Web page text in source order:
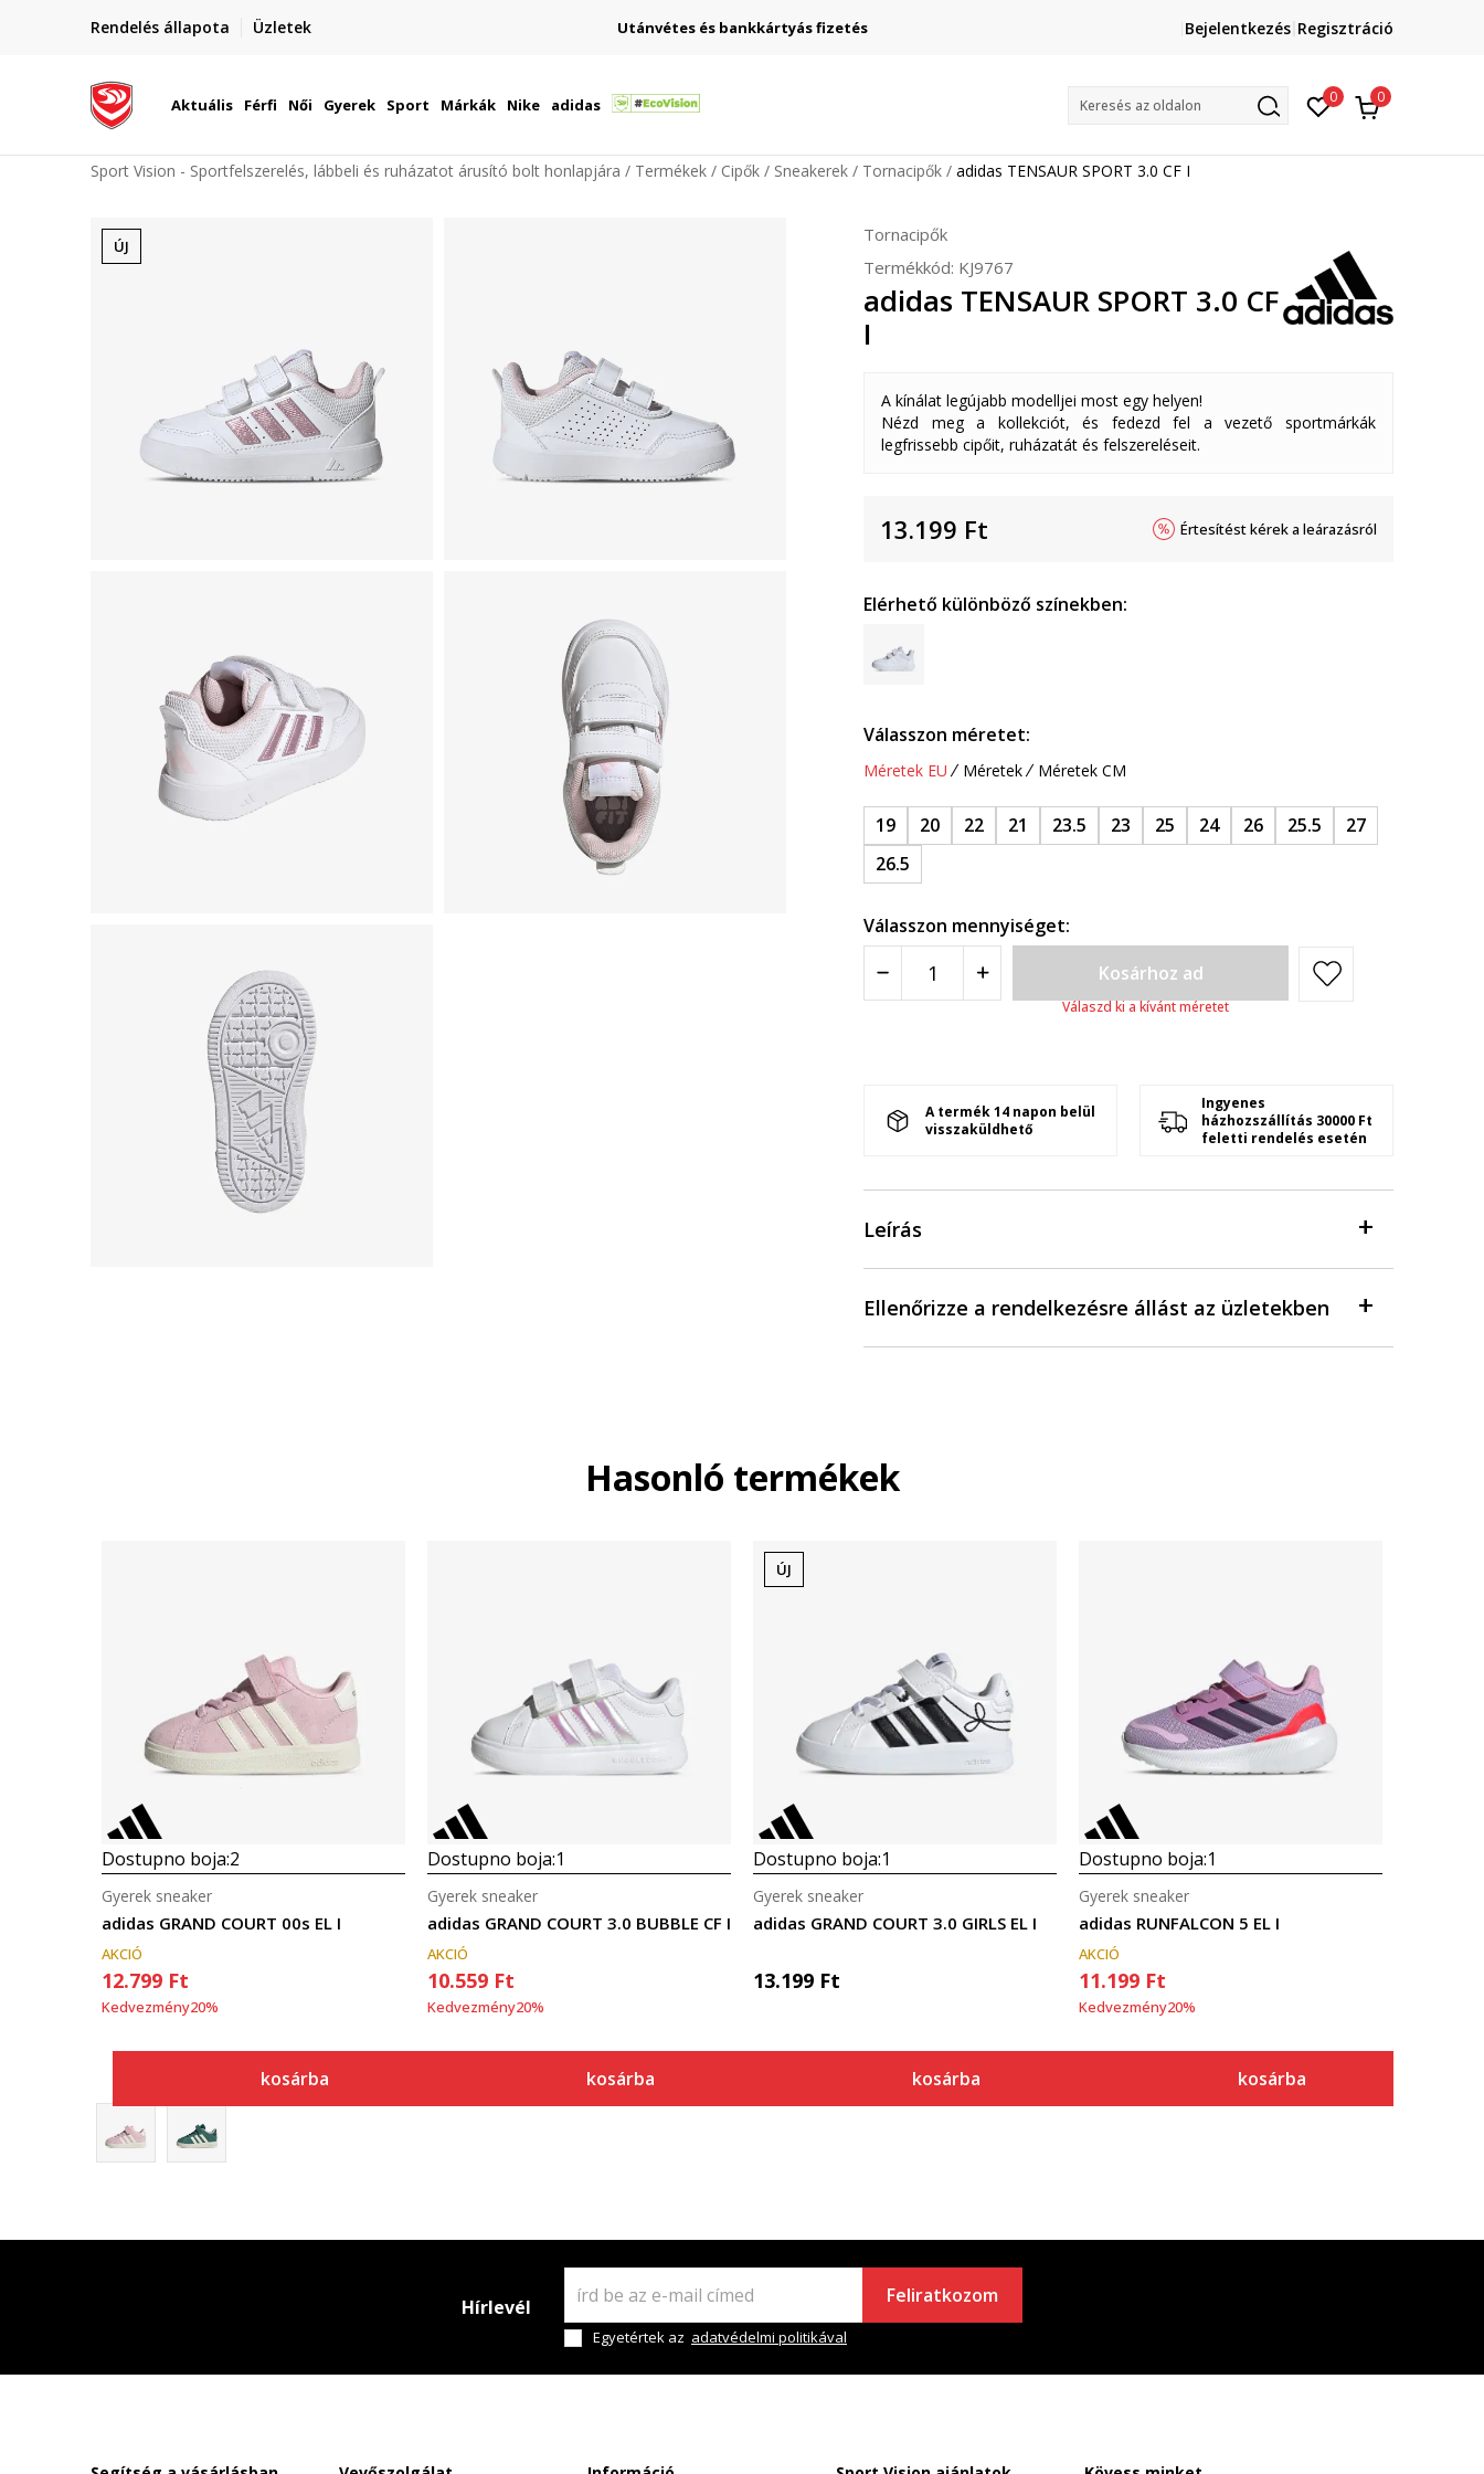
Rendelés állapota Üzletek
Szállítás Magyarország területén Utánvétes és bankkártyás fizetés
Lépj velünk kapcsolatba
online@sport-vision.huBejelentkezés Regisztráció
Aktuális Férfi Női Gyerek Sport Márkák Nike adidas Keresés az oldalon 0 0
Sport Vision - Sportfelszerelés, lábbeli és ruházatot árusító bolt honlapjára Termékek Cipők Sneakerek Tornacipők adidas TENSAUR SPORT 3.0 CF I
ÚJ
Tornacipők
Termékkód: KJ9767
adidas TENSAUR SPORT 3.0 CF
I
A kínálat legújabb modelljei most egy helyen!
Nézd meg a kollekciót, és fedezd fel a vezető sportmárkák
legfrissebb cipőit, ruházatát és felszereléseit.
13.199 Ft Értesítést kérek a leárazásról
Elérhető különböző színekben:
Válasszon méretet:
Méretek EU Méretek Méretek CM
19 20 22 21 23.5 23 25 24 26 25.5
27
26.5
Válasszon mennyiséget:
Kosárhoz ad
Válaszd ki a kívánt méretet
A termék 14 napon belül
visszaküldhető
Ingyenes
házhozszállítás 30000 Ft
feletti rendelés esetén
Leírás
Ellenőrizze a rendelkezésre állást az üzletekben
Hasonló termékek
Dostupno boja:2
adidas GRAND COURT 00s EL I
Gyerek sneaker
AKCIÓ
12.799 Ft
Kedvezmény20%
kosárba
Dostupno boja:1
adidas GRAND COURT 3.0 BUBBLE CF I
Gyerek sneaker
AKCIÓ
10.559 Ft
Kedvezmény20%
kosárba
ÚJ
Dostupno boja:1
adidas GRAND COURT 3.0 GIRLS EL I
Gyerek sneaker
13.199 Ft
kosárba
Dostupno boja:1
adidas RUNFALCON 5 EL I
Gyerek sneaker
AKCIÓ
11.199 Ft
Kedvezmény20%
kosárba
Hírlevél Feliratkozom
Egyetértek az adatvédelmi politikával